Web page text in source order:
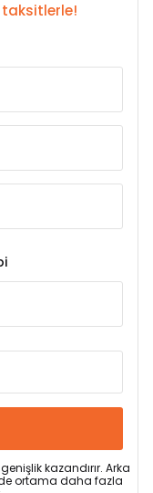
taksitlerle!
kazandırır. Arka
ortama daha fazla